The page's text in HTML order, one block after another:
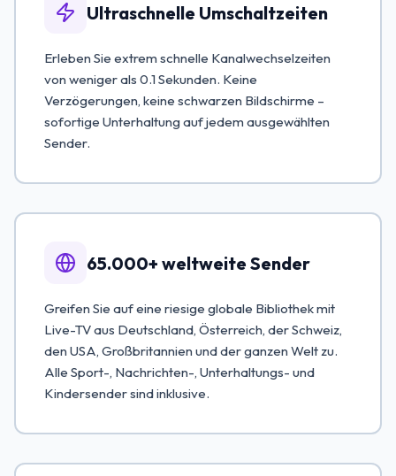
Ultraschnelle Umschaltzeiten
Erleben Sie extrem schnelle Kanalwechselzeiten
von weniger als 0.1 Sekunden. Keine
Verzögerungen, keine schwarzen Bildschirme –
sofortige Unterhaltung auf jedem ausgewählten
Sender.
65.000+ weltweite Sender
Greifen Sie auf eine riesige globale Bibliothek mit
Live-TV aus Deutschland, Österreich, der Schweiz,
den USA, Großbritannien und der ganzen Welt zu.
Alle Sport-, Nachrichten-, Unterhaltungs- und
Kindersender sind inklusive.